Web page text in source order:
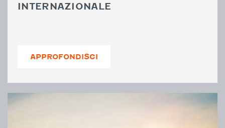
INTERNAZIONALE
APPROFONDISCI